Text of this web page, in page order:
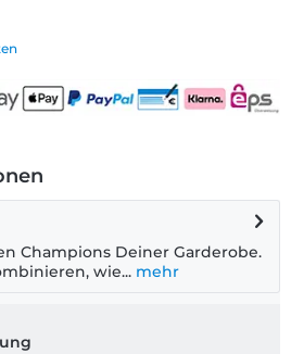
Champions Deiner Garderobe.
wie... mehr